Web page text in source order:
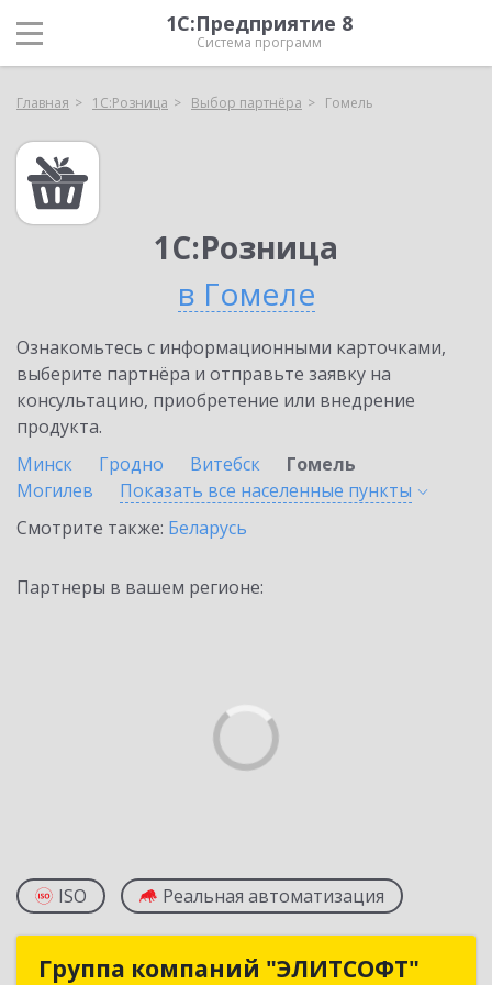
1С:Предприятие 8
Система программ
Главная 1С:Розница Выбор партнёра Гомель
1С:Розница
в Гомеле
Ознакомьтесь с информационными карточками,
выберите партнёра и отправьте заявку на
консультацию, приобретение или внедрение
продукта.
Минск
Гродно Витебск
Гомель
Могилев
Показать все населенные пункты
Смотрите также: Беларусь
Партнеры в вашем регионе:
ISO Реальная автоматизация
Группа компаний "ЭЛИТСОФТ"
Группа компаний "ЭЛИТСОФТ"